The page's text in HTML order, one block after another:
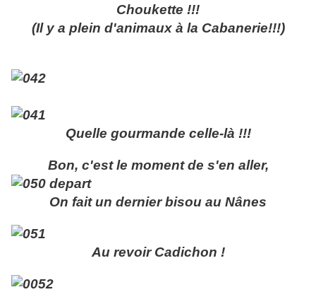
Choukette !!!
(Il y a plein d'animaux à la Cabanerie!!!)
Quelle gourmande celle-là !!!
Bon, c'est le moment de s'en aller,
On fait un dernier bisou au Nânes
Au revoir Cadichon !